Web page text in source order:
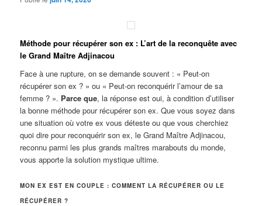
Méthode pour récupérer son ex : L’art de la reconquête avec
le Grand Maître Adjinacou
Face à une rupture, on se demande souvent : « Peut-on
récupérer son ex ? » ou « Peut-on reconquérir l’amour de sa
femme ? ». Parce que, la réponse est oui, à condition d’utiliser
la bonne méthode pour récupérer son ex. Que vous soyez dans
une situation où votre ex vous déteste ou que vous cherchiez
quoi dire pour reconquérir son ex, le Grand Maître Adjinacou,
reconnu parmi les plus grands maîtres marabouts du monde,
vous apporte la solution mystique ultime.
MON EX EST EN COUPLE : COMMENT LA RÉCUPÉRER OU LE
RÉCUPÉRER ?